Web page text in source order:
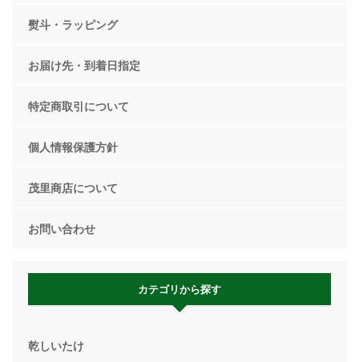
熨斗・ラッピング
お届け先・到着日指定
特定商取引について
個人情報保護方針
茂里商店について
お問い合わせ
カテゴリから探す
乾しいたけ